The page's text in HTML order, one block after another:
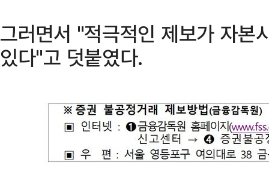
그러면서 "적극적인 제보가 자본
있다"고 덧붙였다.